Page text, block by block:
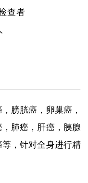
精密检查者
膀胱癌，卵巢癌，
肺癌，肝癌，胰腺
，针对全身进行精